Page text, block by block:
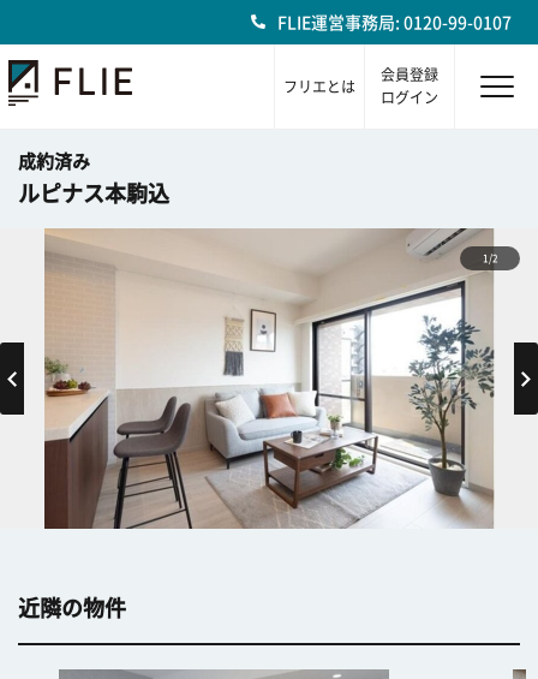
FLIE運営事務局: 0120-99-0107
フリエとは
会員登録
ログイン
成約済み
ルピナス本駒込
1/2
近隣の物件